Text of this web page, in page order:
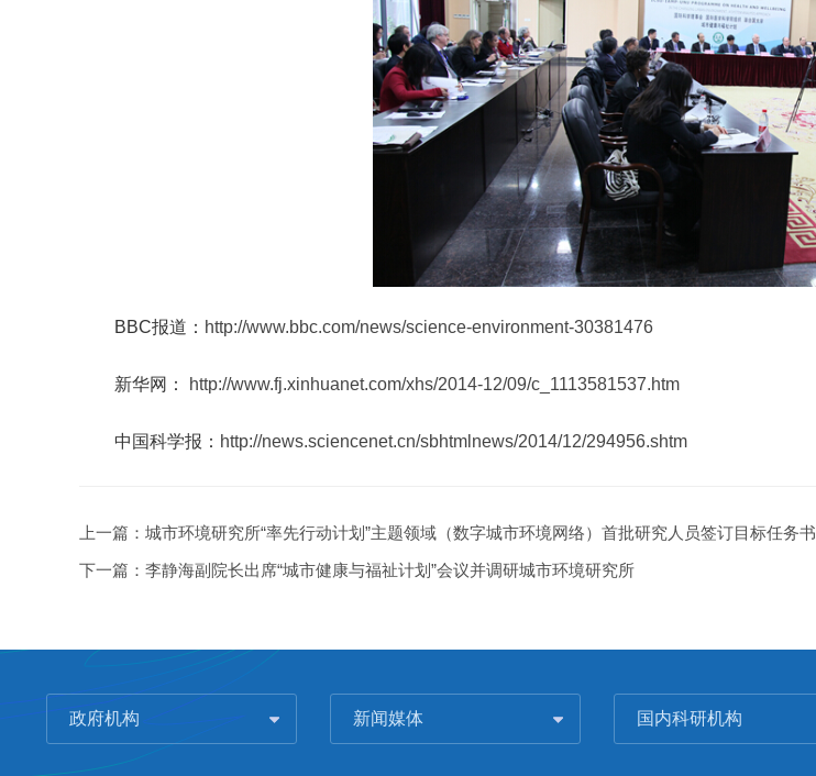
BBC报道： http://www.bbc.com/news/science-environment-30381476
新华网： http://www.fj.xinhuanet.com/xhs/2014-12/09/c_1113581537.htm
中国科学报： http://news.sciencenet.cn/sbhtmlnews/2014/12/294956.shtm
上一篇： 城市环境研究所“率先行动计划”主题领域（数字城市环境网络）首批研究人员签订目标任务书
下一篇： 李静海副院长出席“城市健康与福祉计划”会议并调研城市环境研究所
政府机构 新闻媒体 国内科研机构